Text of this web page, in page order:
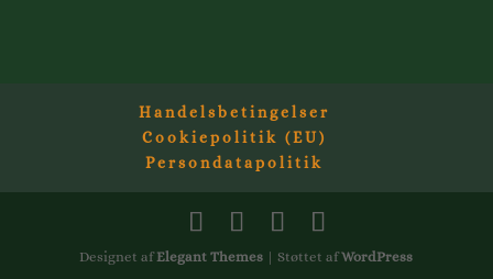
Handelsbetingelser
Cookiepolitik (EU)
Persondatapolitik
Designet afElegant Themes | Støttet afWordPress